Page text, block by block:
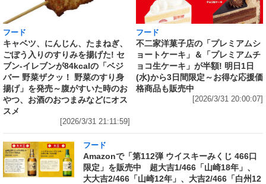
フード
キャベツ、にんじん、たまねぎ、
ごぼう入りのすりみを揚げた! セ
ブン‐イレブンが84kcalの「ベジ
バー 野菜ザクッ！ 野菜のすり身
揚げ」を発売～腹がすいた時のお
やつ、お酒のおつまみなどにオス
スメ
[2026/3/31 21:11:59]
フード
不二家洋菓子店の「プレミアムシ
ョートケーキ」＆「プレミアムチ
ョコ生ケーキ」が半額! 明日1日
(水)から3日間限定～お得な応援価
格商品も販売中
[2026/3/31 20:00:07]
フード
Amazonで「第112弾 ウイスキーみくじ 466口
限定」を販売中 超大吉1/466「山崎18年」、
大大吉2/466「山崎12年」、大吉2/466「白州12